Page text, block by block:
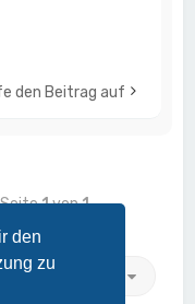
den
zu
den Beitrag auf
Seite1von1